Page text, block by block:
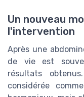
Un nouveau
l'intervention
Après une
de vie est
résultats
considérée